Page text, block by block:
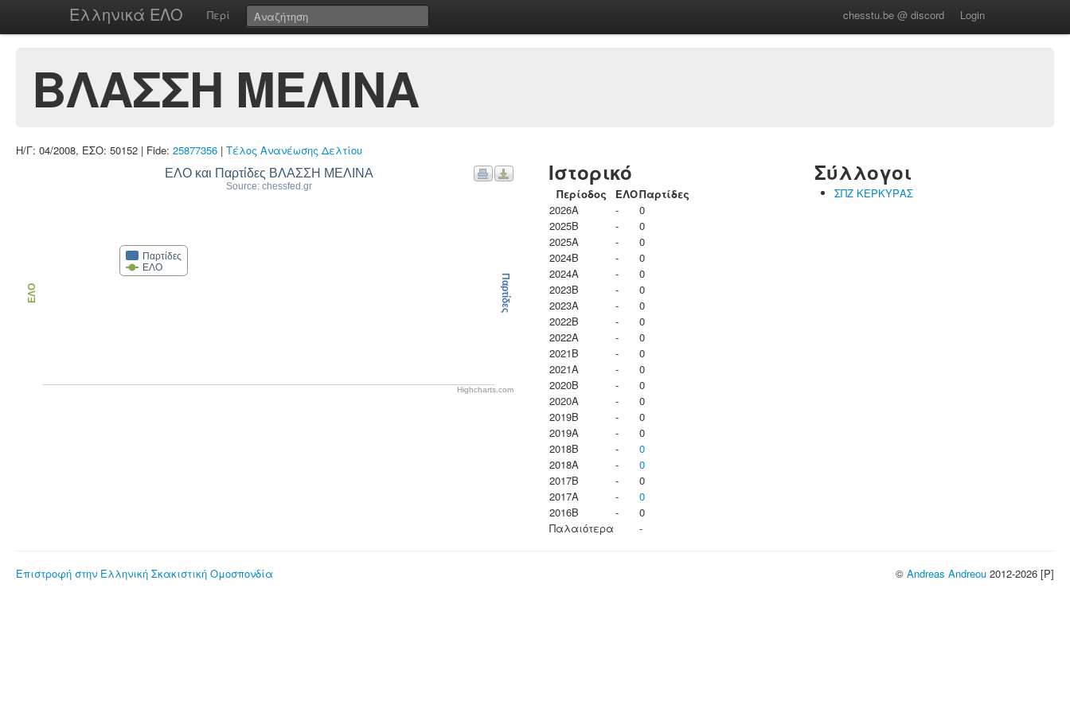
Ελληνικά ΕΛΟ Περί chesstu.be @ discord Login
ΒΛΑΣΣΗ ΜΕΛΙΝΑ
Η/Γ: 04/2008, ΕΣΟ: 50152 | Fide: 25877356 | Τέλος Ανανέωσης Δελτίου
ΕΛΟ και Παρτίδες ΒΛΑΣΣΗ ΜΕΛΙΝΑ
Source: chessfed.gr
Παρτίδες
ΕΛΟ
ΕΛΟ Παρτίδες
Highcharts.com
Ιστορικό
Περίοδος ΕΛΟΠαρτίδες
2026A
-
0
2025B
-
0
2025A
-
0
2024B
-
0
2024A
-
0
2023B
-
0
2023Α
-
0
2022B
-
0
2022A
-
0
2021B
-
0
2021A
-
0
2020B
-
0
2020A
-
0
2019B
-
0
2019A
-
0
2018B
-
0
2018A
-
0
2017B
-
0
2017A
-
0
2016B
-
0
Παλαιότερα
-
Σύλλογοι
ΣΠΖ ΚΕΡΚΥΡΑΣ
Επιστροφή στην Ελληνική Σκακιστική Ομοσπονδία © Andreas Andreou 2012-2026 [P]